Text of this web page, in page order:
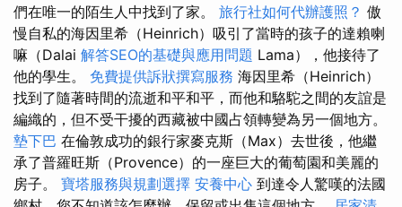
們在唯一的陌生人中找到了家。 旅行社如何代辦護照？ 傲
慢自私的海因里希（Heinrich）吸引了當時的孩子的達賴喇
嘛（Dalai 解答SEO的基礎與應用問題 Lama），他接待了
他的學生。 免費提供訴狀撰寫服務 海因里希（Heinrich）
找到了隨著時間的流逝和平和平，而他和駱駝之間的友誼是
編織的，但不受干擾的西藏被中國占領轉變為另一個地方。
墊下巴 在倫敦成功的銀行家麥克斯（Max）去世後，他繼
承了普羅旺斯（Provence）的一座巨大的葡萄園和美麗的
房子。 寶塔服務與規劃選擇 安養中心 到達令人驚嘆的法國